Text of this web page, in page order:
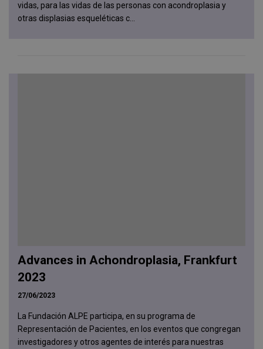
vidas, para las vidas de las personas con acondroplasia y
otras displasias esqueléticas c...
Advances in Achondroplasia, Frankfurt
2023
27/06/2023
La Fundación ALPE participa, en su programa de
Representación de Pacientes, en los eventos que congregan
investigadores y otros agentes de interés para nuestras